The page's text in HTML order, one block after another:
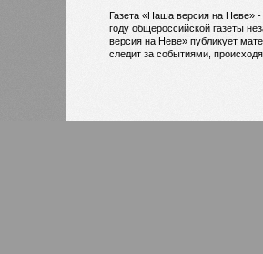
Названы главные мифы